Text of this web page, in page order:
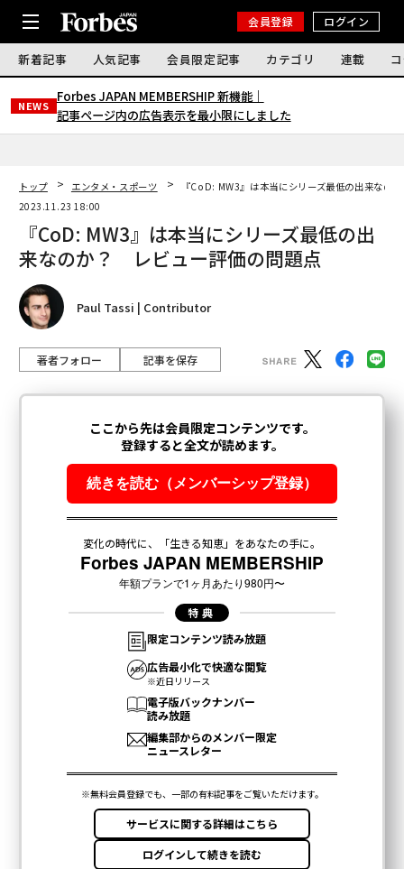
会員登録 ログイン
新着記事 人気記事 会員限定記事 カテゴリ 連載
NEWS
Forbes JAPAN MEMBERSHIP 新機能｜
記事ページ内の広告表示を最小限にしました
トップ エンタメ・スポーツ
『CoD: MW3』は本当にシリーズ最低の出来なの
2023.11.23 18:00
『CoD: MW3』は本当にシリーズ最低の出
来なのか？ レビュー評価の問題点
Paul Tassi | Contributor
著者フォロー 記事を保存